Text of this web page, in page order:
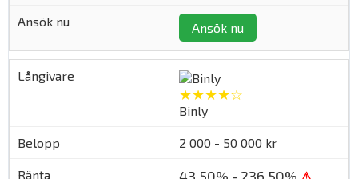
Ansök nu
★★★★☆
Binly
2 000 - 50 000 kr